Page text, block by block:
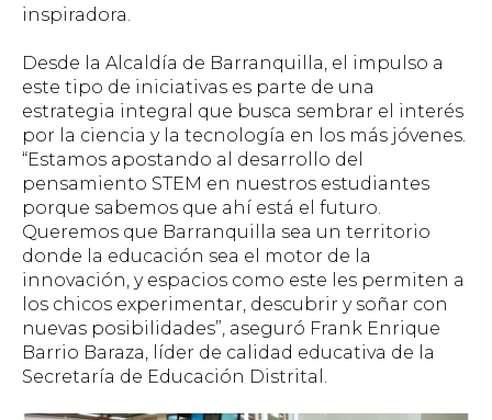
inspiradora.
Desde la Alcaldía de Barranquilla, el impulso a
este tipo de iniciativas es parte de una
estrategia integral que busca sembrar el interés
por la ciencia y la tecnología en los más jóvenes.
“Estamos apostando al desarrollo del
pensamiento STEM en nuestros estudiantes
porque sabemos que ahí está el futuro.
Queremos que Barranquilla sea un territorio
donde la educación sea el motor de la
innovación, y espacios como este les permiten a
los chicos experimentar, descubrir y soñar con
nuevas posibilidades”, aseguró Frank Enrique
Barrio Baraza, líder de calidad educativa de la
Secretaría de Educación Distrital.